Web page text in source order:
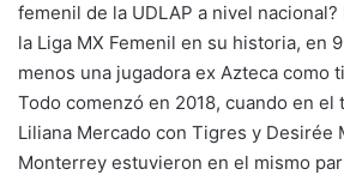
femenil de la UDLAP a nivel nacional?
la Liga MX Femenil en su historia, en
menos una jugadora ex Azteca como
Todo comenzó en 2018, cuando en el
Liliana Mercado con Tigres y Desirée
Monterrey estuvieron en el mismo